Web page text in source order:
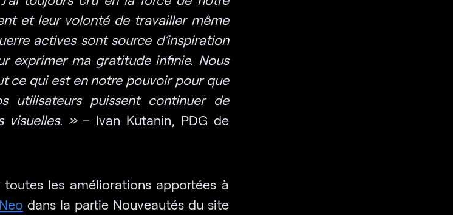
et leur volonté de travailler même
actives sont source d’inspiration
exprimer ma gratitude infinie. Nous
ce qui est en notre pouvoir pour que
utilisateurs puissent continuer de
visuelles. »– Ivan Kutanin, PDG de
les améliorations apportées à
dans la partie Nouveautés du site